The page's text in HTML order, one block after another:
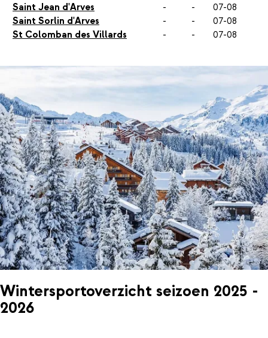
Saint Jean d'Arves
- -
07-08
Saint Sorlin d'Arves
- -
07-08
St Colomban des Villards
- - 07-08
Wintersportoverzicht seizoen 2025 -
2026